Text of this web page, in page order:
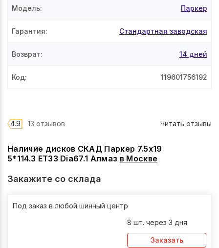
Наличие дисков СКАД Паркер 7.5x19
5*114.3 ET33 Dia67.1 Алмаз в Москве
Закажите со склада
Под заказ в любой шинный центр
8 шт. через 3 дня
Заказать
Модель: Паркер
Гарантия: Стандартная заводская
Возврат: 14 дней
Код: 119601756192
4.9 13 отзывов Читать отзывы